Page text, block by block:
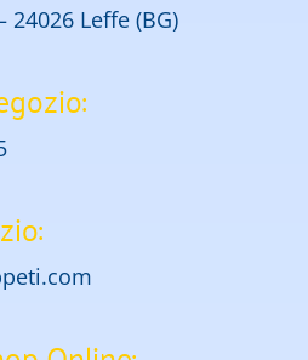
24026 Leffe (BG)